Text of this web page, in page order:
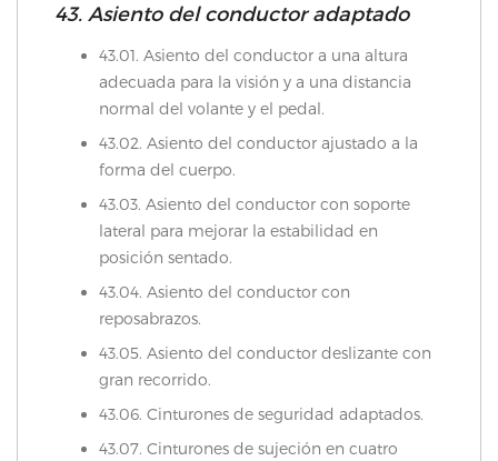
43. Asiento del conductor adaptado
43.01. Asiento del conductor a una altura
adecuada para la visión y a una distancia
normal del volante y el pedal.
43.02. Asiento del conductor ajustado a la
forma del cuerpo.
43.03. Asiento del conductor con soporte
lateral para mejorar la estabilidad en
posición sentado.
43.04. Asiento del conductor con
reposabrazos.
43.05. Asiento del conductor deslizante con
gran recorrido.
43.06. Cinturones de seguridad adaptados.
43.07. Cinturones de sujeción en cuatro